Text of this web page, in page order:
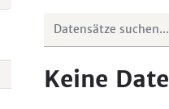
Keine